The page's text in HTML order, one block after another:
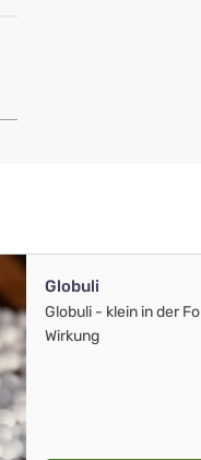
Globuli
Globuli - klein in der
Wirkung